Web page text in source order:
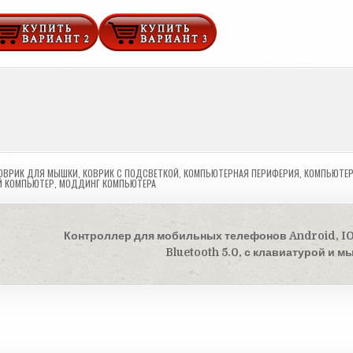
ДЛЯ МЫШКИ ,КОВРИК С ПОДСВЕТКОЙ ,КОМПЬЮТЕРНАЯ ПЕРИФЕРИЯ ,
КОМПЬЮТЕР МОДДИНГ КОМПЬЮТЕРА
Контроллер для мобильных телефонов Android,
Bluetooth 5.0, с клавиатурой и